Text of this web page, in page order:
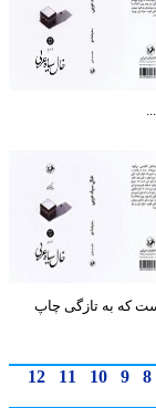
به تازگی چاپ
9
10
11
12